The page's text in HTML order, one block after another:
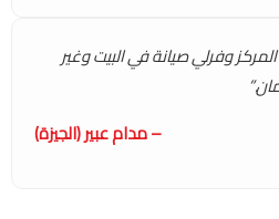
وفرلي صيانة في البيت وغير
– مدام عبير (الجيزة)